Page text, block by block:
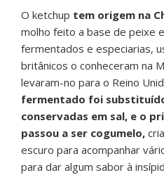
O ketchup tem origem na
molho feito a base de peixe
fermentados e especiarias,
britânicos o conheceram na
levaram-no para o Reino
fermentado foi
conservadas em sal, e o
passou a ser cogumelo,
escuro para acompanhar
para dar algum sabor à